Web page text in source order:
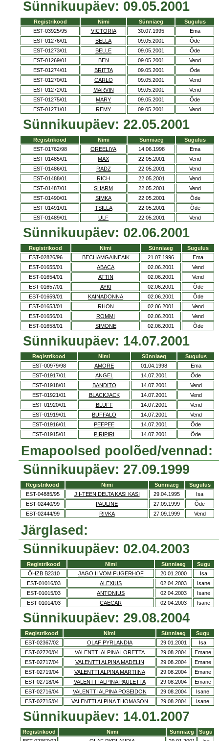
Sünnikuupäev: 09.05.2001
Registrikood Nimi Sünniaeg
Sugulus
EST-03925/95
VICTORIA 30.07.1995
Ema
EST-01276/01
BELLA 09.05.2001
Õde
EST-01273/01
BELLE 09.05.2001
Õde
EST-01269/01
BEN 09.05.2001
Vend
EST-01274/01
BRITTA 09.05.2001
Õde
EST-01270/01
CARLO 09.05.2001
Vend
EST-01272/01
MARVIN 09.05.2001
Vend
EST-01275/01
MARY 09.05.2001
Õde
EST-01271/01
REMY 09.05.2001 Vend
Sünnikuupäev: 22.05.2001
Registrikood Nimi Sünniaeg
Sugulus
EST-01762/98
OREELIYA 14.06.1998
Ema
EST-01485/01
MAX 22.05.2001
Vend
EST-01486/01
RADZ 22.05.2001
Vend
EST-01488/01
RICH 22.05.2001
Vend
EST-01487/01
SHARM 22.05.2001
Vend
EST-01490/01
SIMKA 22.05.2001
Õde
EST-01491/01
TSILLA 22.05.2001
Õde
EST-01489/01
ULF 22.05.2001 Vend
Sünnikuupäev: 02.06.2001
Registrikood Nimi Sünniaeg
Sugulus
EST-02826/96
BECHAMGAINEAIK 21.07.1996
Ema
EST-01655/01
ABACA 02.06.2001
Vend
EST-01654/01
ATTIN 02.06.2001
Vend
EST-01657/01
AYKI 02.06.2001
Õde
EST-01659/01
KAINADONNA 02.06.2001
Õde
EST-01653/01
RHON 02.06.2001
Vend
EST-01656/01
ROMMI 02.06.2001
Vend
EST-01658/01
SIMONE 02.06.2001 Õde
Sünnikuupäev: 14.07.2001
Registrikood Nimi Sünniaeg
Sugulus
EST-00979/98
AMORE 01.04.1998
Ema
EST-01917/01
ANGEL 14.07.2001
Õde
EST-01918/01
BANDITO 14.07.2001
Vend
EST-01921/01
BLACKJACK 14.07.2001
Vend
EST-01920/01
BLUFF 14.07.2001
Vend
EST-01919/01
BUFFALO 14.07.2001
Vend
EST-01916/01
PEEPEE 14.07.2001
Õde
EST-01915/01
PIRIPIRI 14.07.2001 Õde
Emapoolsed poolõed/vennad:
Sünnikuupäev: 27.09.1999
Registrikood Nimi Sünniaeg
Sugulus
EST-04885/95
JII-TEEN DELTA KASI KASI 29.04.1995
Isa
EST-02440/99
PAULINE 27.09.1999
Õde
EST-02444/99
RIVKA 27.09.1999 Vend
Järglased:
Sünnikuupäev: 02.04.2003
Registrikood Nimi Sünniaeg
Sugu
ÖHZB B2310
JAGO II VOM FUGERHOF 20.01.2000
Isa
EST-01016/03
ALEXIUS 02.04.2003
Isane
EST-01015/03
ANTONIUS 02.04.2003
Isane
EST-01014/03
CAECAR 02.04.2003 Isane
Sünnikuupäev: 29.08.2004
Registrikood Nimi Sünniaeg
Sugu
EST-02367/02
OLAF PYRLANDIA 29.01.2001
Isa
EST-02720/04
VALENTTI ALPINA LORETTA 29.08.2004
Emane
EST-02717/04
VALENTTI ALPINA MADELIN 29.08.2004
Emane
EST-02719/04
VALENTTI ALPINA MARTIINA 29.08.2004
Emane
EST-02718/04
VALENTTI ALPINA PAULETTA 29.08.2004
Emane
EST-02716/04
VALENTTI ALPINA POSEIDON 29.08.2004
Isane
EST-02715/04
VALENTTI ALPINA THOMASON 29.08.2004 Isane
Sünnikuupäev: 14.01.2007
Registrikood Nimi Sünniaeg
Sugu